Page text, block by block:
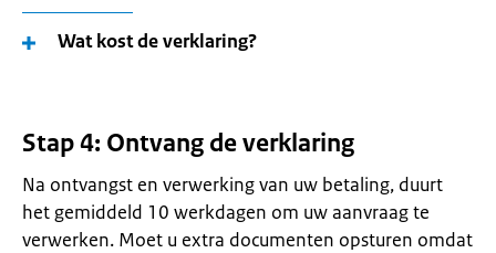
Wat kost de verklaring?
Stap 4: Ontvang de verklaring
Na ontvangst en verwerking van uw betaling, duurt
het gemiddeld 10 werkdagen om uw aanvraag te
verwerken. Moet u extra documenten opsturen omdat